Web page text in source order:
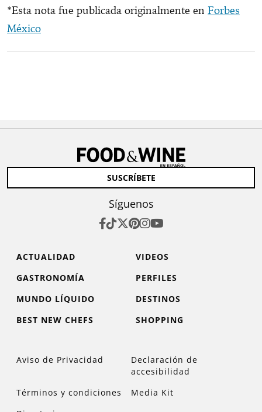
*Esta nota fue publicada originalmente en Forbes
México
SUSCRÍBETE
Síguenos
ACTUALIDAD
VIDEOS
GASTRONOMÍA
PERFILES
MUNDO LÍQUIDO
DESTINOS
BEST NEW CHEFS
SHOPPING
Aviso de Privacidad
Declaración de
accesibilidad
Términos y condiciones
Media Kit